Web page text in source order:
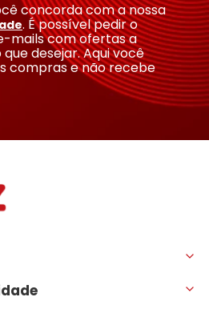
concorda com a nossa
. É possível pedir o
mails com ofertas a
desejar. Aqui você
compras e não recebe